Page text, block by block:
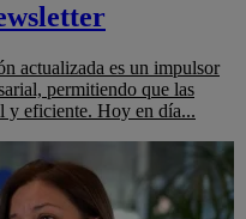
actualizada es un impulsor
permitiendo que las
y eficiente. Hoy en día...